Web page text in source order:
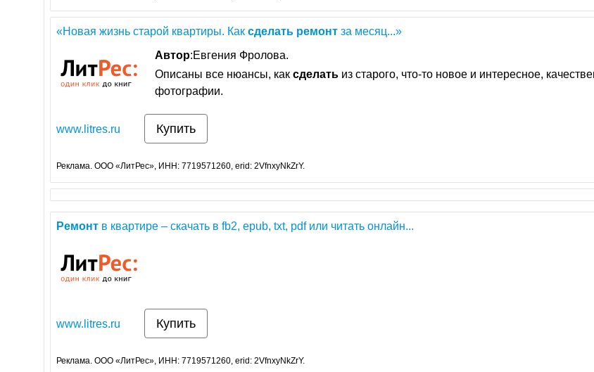
«Новая жизнь старой квартиры. Как сделать ремонт за месяц...»
Автор:Евгения Фролова.
Описаны все нюансы, как сделать из старого, что-то новое и интересное,
фотографии.
www.litres.ru Купить
Реклама. ООО «ЛитРес», ИНН: 7719571260, erid: 2VfnxyNkZrY.
Ремонт в квартире – скачать в fb2, epub, txt, pdf или читать онлайн...
www.litres.ru Купить
Реклама. ООО «ЛитРес», ИНН: 7719571260, erid: 2VfnxyNkZrY.